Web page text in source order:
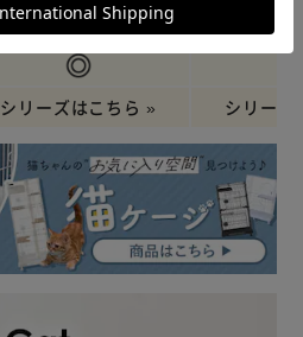
シリーズはこちら » シリーズ